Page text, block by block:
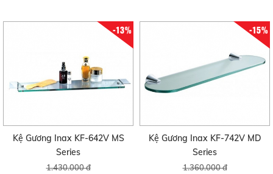
-13%
Kệ Gương Inax KF-642V MS
Series
1.430.000 đ
-15%
Kệ Gương Inax KF-742V MD
Series
1.360.000 đ